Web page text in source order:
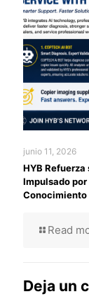
junio 11, 2026
HYB
Impulsado
Conocimiento
Read
Deja un